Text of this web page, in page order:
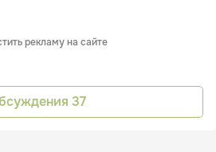
рекламу на сайте
37